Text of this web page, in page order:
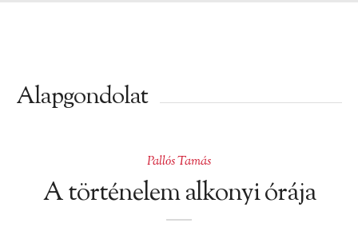
Alapgondolat
Pallós Tamás
A történelem alkonyi órája